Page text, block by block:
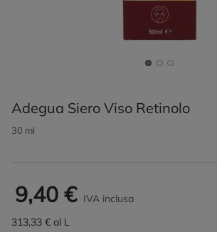
Adegua Siero Viso Retinolo
30 ml
9,40 € IVA inclusa
313,33 € al L